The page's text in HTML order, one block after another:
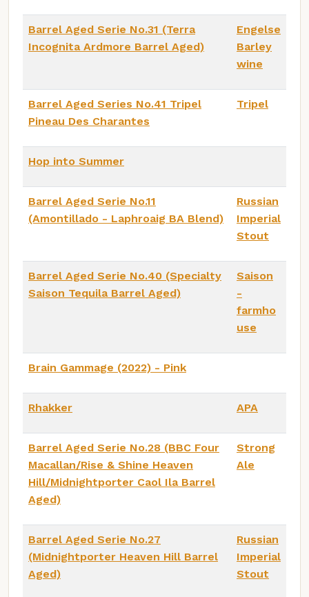
Barrel Aged Serie No.31 (Terra
Incognita Ardmore Barrel Aged)
Engelse
Barley
wine
Barrel Aged Series No.41 Tripel
Pineau Des Charantes
Tripel
Hop into Summer
Barrel Aged Serie No.11
(Amontillado - Laphroaig BA Blend)
Russian
Imperial
Stout
Barrel Aged Serie No.40 (Specialty
Saison Tequila Barrel Aged)
Saison
-
farmho
use
Brain Gammage (2022) - Pink
Rhakker APA
Barrel Aged Serie No.28 (BBC Four
Macallan/Rise & Shine Heaven
Hill/Midnightporter Caol Ila Barrel
Aged)
Strong
Ale
Barrel Aged Serie No.27
(Midnightporter Heaven Hill Barrel
Aged)
Russian
Imperial
Stout